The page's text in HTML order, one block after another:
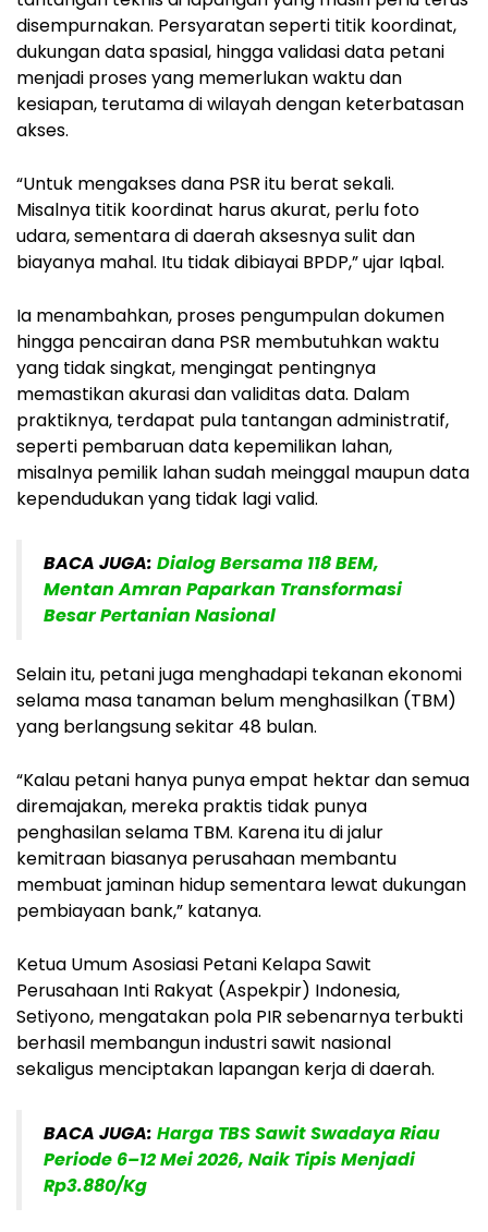
disempurnakan. Persyaratan seperti titik koordinat,
dukungan data spasial, hingga validasi data petani
menjadi proses yang memerlukan waktu dan
kesiapan, terutama di wilayah dengan keterbatasan
akses.
“Untuk mengakses dana PSR itu berat sekali.
Misalnya titik koordinat harus akurat, perlu foto
udara, sementara di daerah aksesnya sulit dan
biayanya mahal. Itu tidak dibiayai BPDP,” ujar Iqbal.
Ia menambahkan, proses pengumpulan dokumen
hingga pencairan dana PSR membutuhkan waktu
yang tidak singkat, mengingat pentingnya
memastikan akurasi dan validitas data. Dalam
praktiknya, terdapat pula tantangan administratif,
seperti pembaruan data kepemilikan lahan,
misalnya pemilik lahan sudah meinggal maupun data
kependudukan yang tidak lagi valid.
BACA JUGA: Dialog Bersama 118 BEM,
Mentan Amran Paparkan Transformasi
Besar Pertanian Nasional
Selain itu, petani juga menghadapi tekanan ekonomi
selama masa tanaman belum menghasilkan (TBM)
yang berlangsung sekitar 48 bulan.
“Kalau petani hanya punya empat hektar dan semua
diremajakan, mereka praktis tidak punya
penghasilan selama TBM. Karena itu di jalur
kemitraan biasanya perusahaan membantu
membuat jaminan hidup sementara lewat dukungan
pembiayaan bank,” katanya.
Ketua Umum Asosiasi Petani Kelapa Sawit
Perusahaan Inti Rakyat (Aspekpir) Indonesia,
Setiyono, mengatakan pola PIR sebenarnya terbukti
berhasil membangun industri sawit nasional
sekaligus menciptakan lapangan kerja di daerah.
BACA JUGA: Harga TBS Sawit Swadaya Riau
Periode 6–12 Mei 2026, Naik Tipis Menjadi
Rp3.880/Kg